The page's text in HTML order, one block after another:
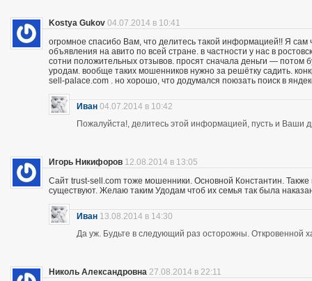
Kostya Gukov 04.07.2014 в 10:41
огромное спасибо Вам, что делитесь такой информацией!! Я
объявления на авито по всей стране. в частности у нас в
сотни положительных отзывов. просят сначала деньги — потом
уродам. вообще таких мошенников нужно за решётку садить.
sell-palace.com . но хорошо, что додумался поюзать поиск в
Иван 04.07.2014 в 10:42
Пожалуйста!, делитесь этой информацией, пусть и Ваши
Игорь Никифоров 12.08.2014 в 13:05
Сайт trust-sell.com тоже мошенники. Основной Константин.
существуют. Желаю таким Удодам чтоб их семья так была
Иван 13.08.2014 в 14:30
Да уж. Будьте в следующий раз осторожны. Откровенной
Николь Александровна 27.08.2014 в 22:11